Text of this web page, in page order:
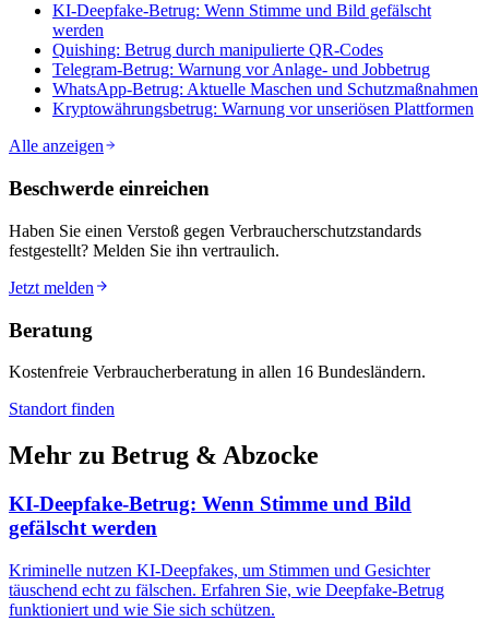
KI-Deepfake-Betrug: Wenn Stimme und Bild gefälscht
werden
Quishing: Betrug durch manipulierte QR-Codes
Telegram-Betrug: Warnung vor Anlage- und Jobbetrug
WhatsApp-Betrug: Aktuelle Maschen und Schutzmaßnahmen
Kryptowährungsbetrug: Warnung vor unseriösen Plattformen
Alle anzeigen
Beschwerde einreichen
Haben Sie einen Verstoß gegen Verbraucherschutzstandards
festgestellt? Melden Sie ihn vertraulich.
Jetzt melden
Beratung
Kostenfreie Verbraucherberatung in allen 16 Bundesländern.
Standort finden
Mehr zu Betrug & Abzocke
KI-Deepfake-Betrug: Wenn Stimme und Bild
gefälscht werden
Kriminelle nutzen KI-Deepfakes, um Stimmen und Gesichter
täuschend echt zu fälschen. Erfahren Sie, wie Deepfake-Betrug
funktioniert und wie Sie sich schützen.